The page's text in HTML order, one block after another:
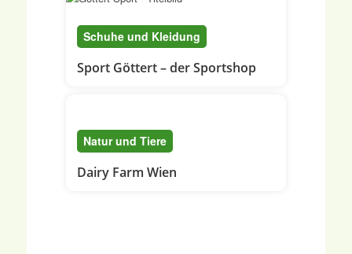
Schuhe und Kleidung
Sport Göttert – der Sportshop
Natur und Tiere
Dairy Farm Wien